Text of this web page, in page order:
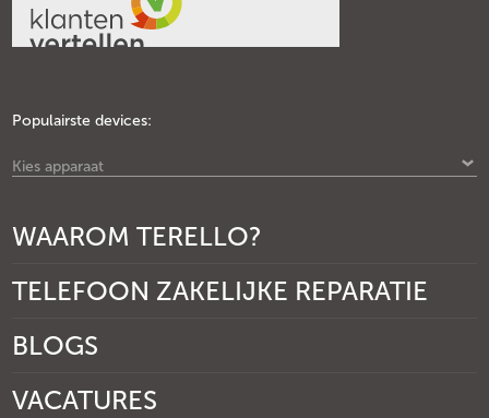
Populairste devices:
Kies apparaat
WAAROM TERELLO?
TELEFOON ZAKELIJKE REPARATIE
BLOGS
VACATURES